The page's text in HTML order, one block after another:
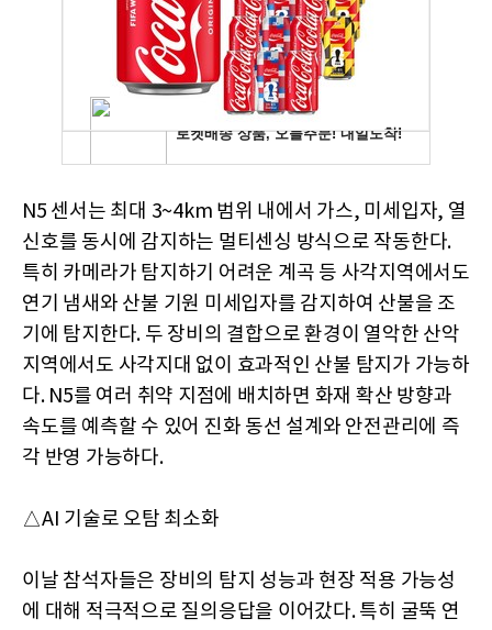
N5 센서는 최대 3~4km 범위 내에서 가스, 미세입자, 열
신호를 동시에 감지하는 멀티센싱 방식으로 작동한다.
특히 카메라가 탐지하기 어려운 계곡 등 사각지역에서도
연기 냄새와 산불 기원 미세입자를 감지하여 산불을 조
기에 탐지한다. 두 장비의 결합으로 환경이 열악한 산악
지역에서도 사각지대 없이 효과적인 산불 탐지가 가능하
다. N5를 여러 취약 지점에 배치하면 화재 확산 방향과
속도를 예측할 수 있어 진화 동선 설계와 안전관리에 즉
각 반영 가능하다.
△AI 기술로 오탐 최소화
이날 참석자들은 장비의 탐지 성능과 현장 적용 가능성
에 대해 적극적으로 질의응답을 이어갔다. 특히 굴뚝 연